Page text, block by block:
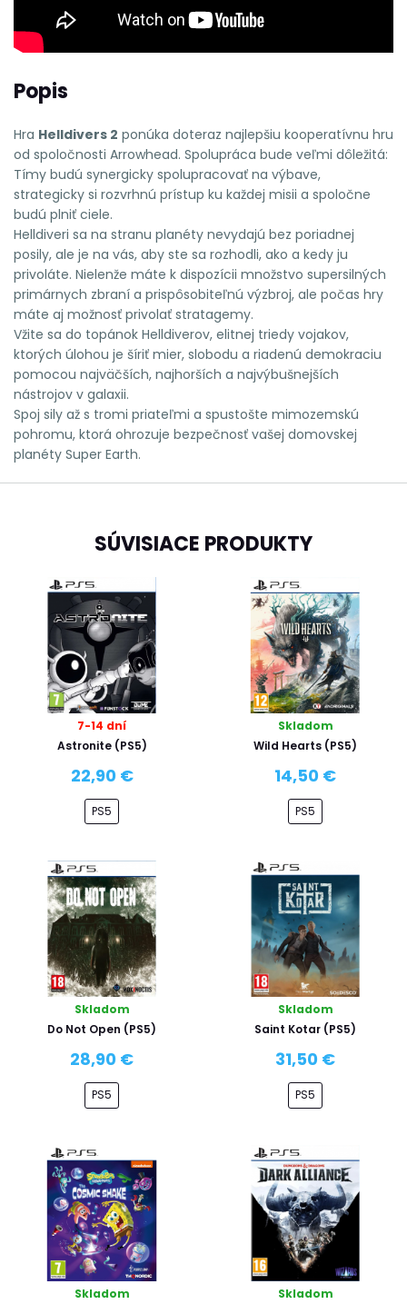
Popis
Hra Helldivers 2 ponúka doteraz najlepšiu kooperatívnu hru
od spoločnosti Arrowhead. Spolupráca bude veľmi dôležitá:
Tímy budú synergicky spolupracovať na výbave,
strategicky si rozvrhnú prístup ku každej misii a spoločne
budú plniť ciele.
Helldiveri sa na stranu planéty nevydajú bez poriadnej
posily, ale je na vás, aby ste sa rozhodli, ako a kedy ju
privoláte. Nielenže máte k dispozícii množstvo supersilných
primárnych zbraní a prispôsobiteľnú výzbroj, ale počas hry
máte aj možnosť privolať stratagemy.
Vžite sa do topánok Helldiverov, elitnej triedy vojakov,
ktorých úlohou je šíriť mier, slobodu a riadenú demokraciu
pomocou najväčších, najhorších a najvýbušnejších
nástrojov v galaxii.
Spoj sily až s tromi priateľmi a spustošte mimozemskú
pohromu, ktorá ohrozuje bezpečnosť vašej domovskej
planéty Super Earth.
SÚVISIACE PRODUKTY
7-14 dní
Astronite (PS5)
22,90 €
PS5
Skladom
Wild Hearts (PS5)
14,50 €
PS5
Skladom
Do Not Open (PS5)
28,90 €
PS5
Skladom
Saint Kotar (PS5)
31,50 €
PS5
Skladom
Skladom